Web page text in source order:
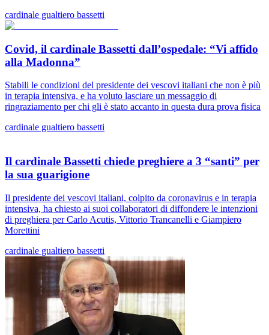
cardinale gualtiero bassetti
Covid, il cardinale Bassetti dall’ospedale: “Vi affido
alla Madonna”
Stabili le condizioni del presidente dei vescovi italiani che non è più
in terapia intensiva, e ha voluto lasciare un messaggio di
ringraziamento per chi gli è stato accanto in questa dura prova fisica
cardinale gualtiero bassetti
Il cardinale Bassetti chiede preghiere a 3 “santi” per
la sua guarigione
Il presidente dei vescovi italiani, colpito da coronavirus e in terapia
intensiva, ha chiesto ai suoi collaboratori di diffondere le intenzioni
di preghiera per Carlo Acutis, Vittorio Trancanelli e Giampiero
Morettini
cardinale gualtiero bassetti